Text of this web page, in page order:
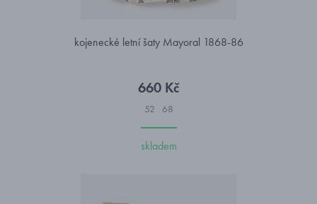
kojenecké letní šaty Mayoral 1868-86
660 Kč
52 68
skladem